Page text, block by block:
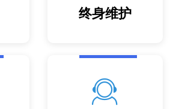
终身维护